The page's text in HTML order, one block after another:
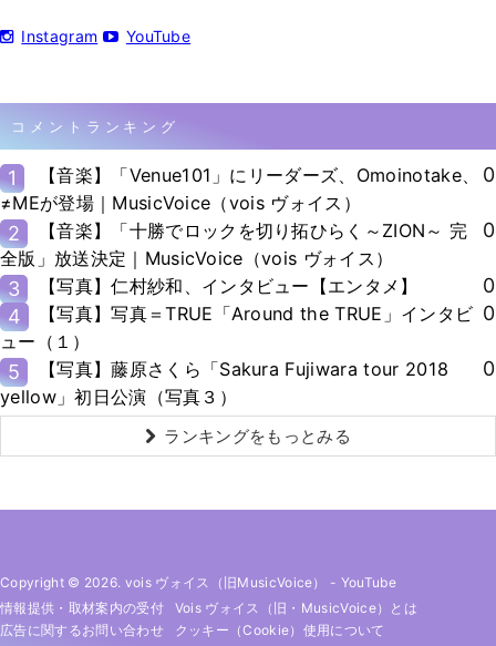
Instagram YouTube
コメントランキング
1
【音楽】「Venue101」にリーダーズ、Omoinotake、
≠MEが登場｜MusicVoice（vois ヴォイス）
0
2
【音楽】「十勝でロックを切り拓ひらく～ZION～ 完
全版」放送決定｜MusicVoice（vois ヴォイス）
0
3 【写真】仁村紗和、インタビュー【エンタメ】
0
4
【写真】写真＝TRUE「Around the TRUE」インタビ
ュー（１）
0
5
【写真】藤原さくら「Sakura Fujiwara tour 2018
yellow」初日公演（写真３）
0
ランキングをもっとみる
Copyright © 2026. vois ヴォイス（旧MusicVoice） - YouTube
情報提供・取材案内の受付
Vois ヴォイス（旧・MusicVoice）とは
広告に関するお問い合わせ
クッキー（cookie）使用について